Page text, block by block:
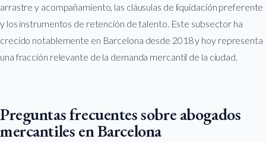
arrastre y acompañamiento, las cláusulas de liquidación preferente
y los instrumentos de retención de talento. Este subsector ha
crecido notablemente en Barcelona desde 2018 y hoy representa
una fracción relevante de la demanda mercantil de la ciudad.
Preguntas frecuentes sobre abogados
mercantiles en Barcelona